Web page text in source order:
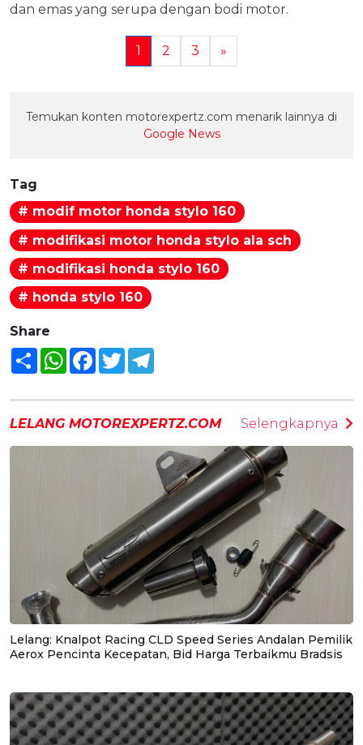
dan emas yang serupa dengan bodi motor.
1 2 3 »
Temukan konten motorexpertz.com menarik lainnya di
Google News
Tag
# modif motor honda stylo 160
# modifikasi motor honda stylo ala sch
# modifikasi honda stylo 160
# honda stylo 160
Share
Share WhatsAppFacebook
Twitter
LELANG MOTOREXPERTZ.COM Selengkapnya
Lelang: Knalpot Racing CLD Speed Series Andalan Pemilik
Aerox Pencinta Kecepatan, Bid Harga Terbaikmu Bradsis